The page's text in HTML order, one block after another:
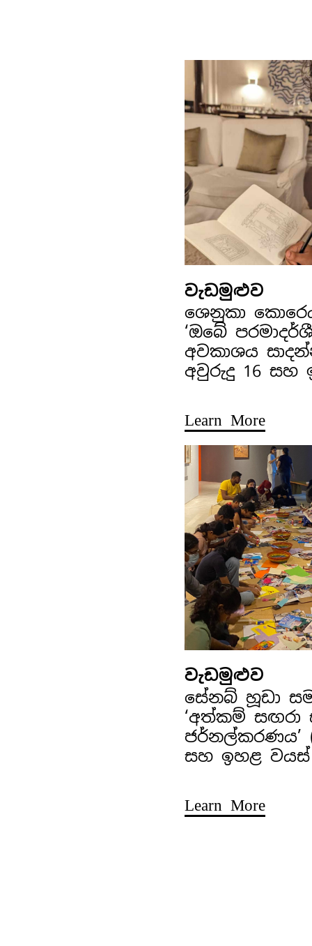
වැඩමුළුව
ශෙනුකා
‘ඔබේ
අවකාශය
අවුරුදු 16 සහ
Learn More
වැඩමුළුව
සේනබ් හූඩා
‘අත්කම් සඟරා
ජර්නල්කරණය’
සහ ඉහළ වයස්
Learn More